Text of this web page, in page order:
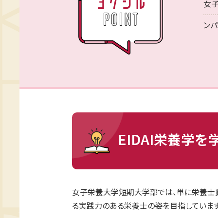
女
ン
EIDAI栄養学を
女子栄養大学短期大学部では、単に栄養士
る実践力のある栄養士の姿を目指していま